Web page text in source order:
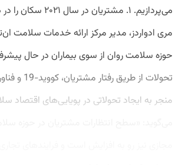
می‌پردازیم. ۱.
مری ادواردز، مدیر مرکز ارائه خدمات سلامت
حوزه سلامت روان از سوی بیماران در حال
تحولات از
منجر به ایجاد تحولاتی در پویایی‌های اقتصاد